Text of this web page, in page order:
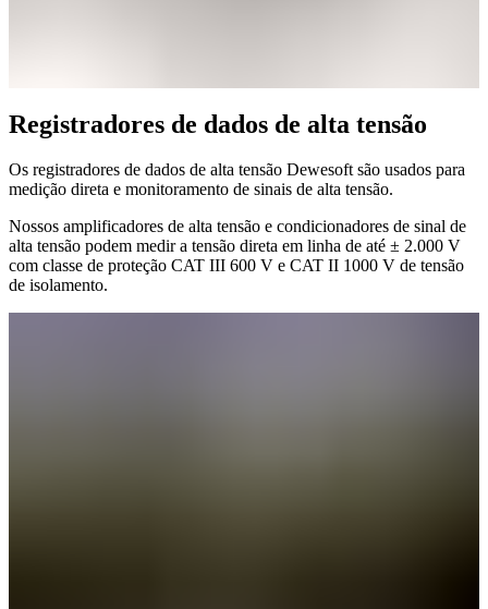
Registradores de dados de alta tensão
Os registradores de dados de alta tensão Dewesoft são usados para
medição direta e monitoramento de sinais de alta tensão.
Nossos amplificadores de alta tensão e condicionadores de sinal de
alta tensão podem medir a tensão direta em linha de até ± 2.000 V
com classe de proteção CAT III 600 V e CAT II 1000 V de tensão
de isolamento.